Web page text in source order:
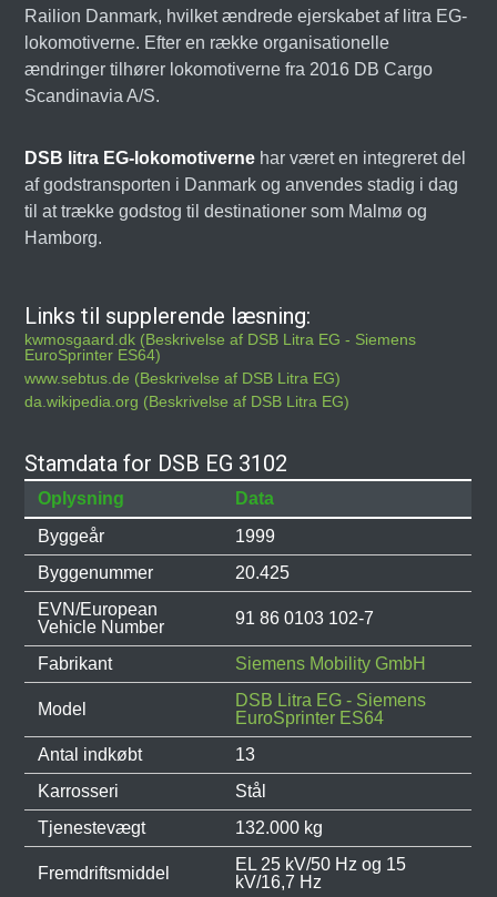
Railion Danmark, hvilket ændrede ejerskabet af litra EG-
lokomotiverne. Efter en række organisationelle
ændringer tilhører lokomotiverne fra 2016 DB Cargo
Scandinavia A/S.
DSB litra EG-lokomotiverne har været en integreret del
af godstransporten i Danmark og anvendes stadig i dag
til at trække godstog til destinationer som Malmø og
Hamborg.
Links til supplerende læsning:
kwmosgaard.dk (Beskrivelse af DSB Litra EG - Siemens
EuroSprinter ES64)
www.sebtus.de (Beskrivelse af DSB Litra EG)
da.wikipedia.org (Beskrivelse af DSB Litra EG)
Stamdata for DSB EG 3102
Oplysning
Data
Byggeår
1999
Byggenummer
20.425
EVN/European
Vehicle Number
91 86 0103 102-7
Fabrikant Siemens Mobility GmbH
Model
DSB Litra EG - Siemens
EuroSprinter ES64
Antal indkøbt
13
Karrosseri
Stål
Tjenestevægt
132.000 kg
Fremdriftsmiddel
EL 25 kV/50 Hz og 15
kV/16,7 Hz